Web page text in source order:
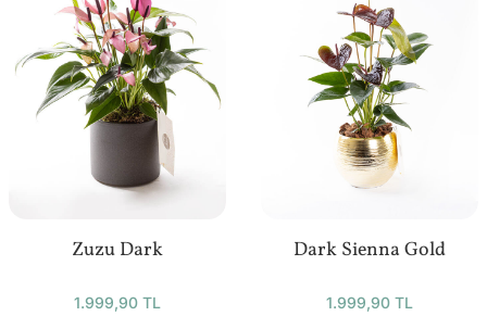
Zuzu Dark
1.999,90 TL
Dark Sienna Gold
1.999,90 TL